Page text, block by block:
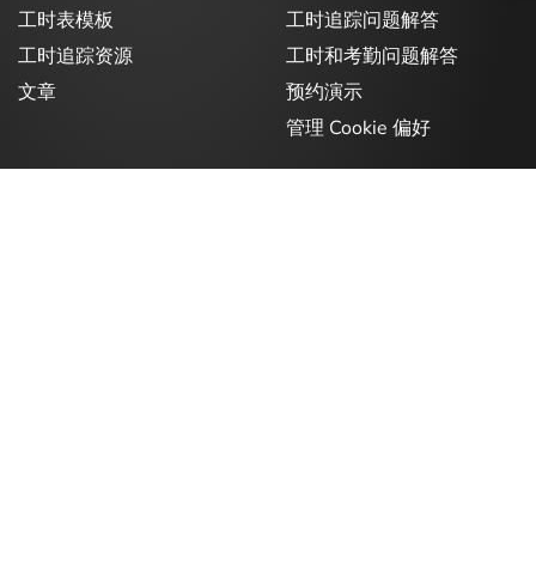
工时表模板
工时追踪资源
文章
工时追踪问题解答
工时和考勤问题解答
预约演示
管理 Cookie 偏好